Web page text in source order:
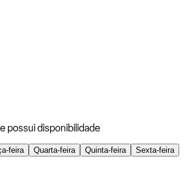
possui disponibilidade
feira Quarta-feira Quinta-feira
Sexta-feira